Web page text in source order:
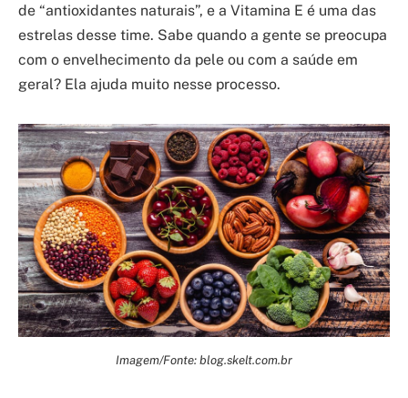
de “antioxidantes naturais”, e a Vitamina E é uma das
estrelas desse time. Sabe quando a gente se preocupa
com o envelhecimento da pele ou com a saúde em
geral? Ela ajuda muito nesse processo.
Imagem/Fonte: blog.skelt.com.br